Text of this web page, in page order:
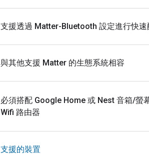
支援透過 Matter-Bluetooth 設定進行快速
與其他支援 Matter 的生態系統相容
必須搭配 Google Home 或 Nest 音箱/螢
Wifi 路由器
支援的裝置